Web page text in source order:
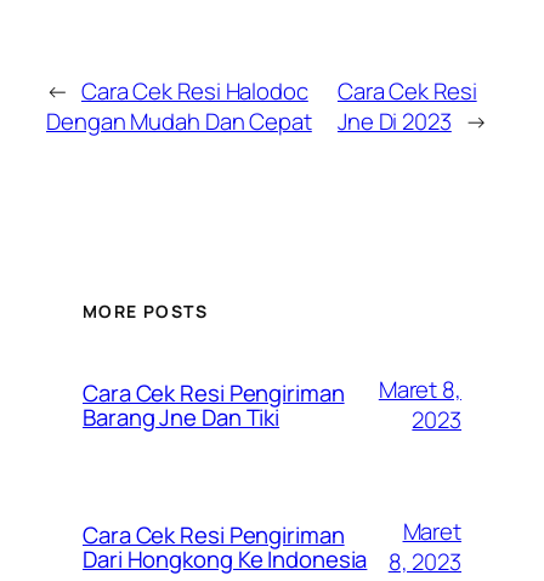
← Cara Cek Resi Halodoc
Dengan Mudah Dan Cepat
Cara Cek Resi
Jne Di 2023 →
MORE POSTS
Cara Cek Resi Pengiriman
Barang Jne Dan Tiki
Maret 8,
2023
Cara Cek Resi Pengiriman
Dari Hongkong Ke Indonesia
Maret
8, 2023